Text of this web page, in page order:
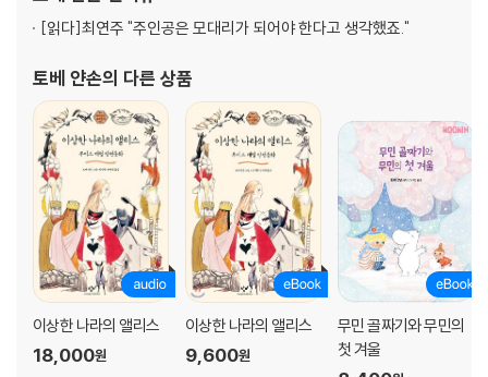
[읽다]최연주 "주인공은 모대리가 되어야 한다고 생각했죠."
토베 얀손의 다른 상품
이상한 나라의 앨리스
18,000원
이상한 나라의 앨리스
9,600원
무민 골짜기와 무민의
첫 겨울